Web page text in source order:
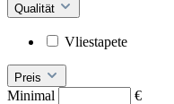
Qualität
Vliestapete
Preis
Minimal
€